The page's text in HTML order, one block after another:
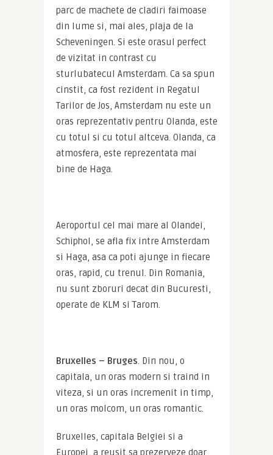
parc de machete de cladiri faimoase
din lume si, mai ales, plaja de la
Scheveningen. Si este orasul perfect
de vizitat in contrast cu
sturlubatecul Amsterdam. Ca sa spun
cinstit, ca fost rezident in Regatul
Tarilor de Jos, Amsterdam nu este un
oras reprezentativ pentru Olanda, este
cu totul si cu totul altceva. Olanda, ca
atmosfera, este reprezentata mai
bine de Haga.
Aeroportul cel mai mare al Olandei,
Schiphol, se afla fix intre Amsterdam
si Haga, asa ca poti ajunge in fiecare
oras, rapid, cu trenul. Din Romania,
nu sunt zboruri decat din Bucuresti,
operate de KLM si Tarom.
Bruxelles – Bruges. Din nou, o
capitala, un oras modern si traind in
viteza, si un oras incremenit in timp,
un oras molcom, un oras romantic.
Bruxelles, capitala Belgiei si a
Europei, a reusit sa prezerveze doar